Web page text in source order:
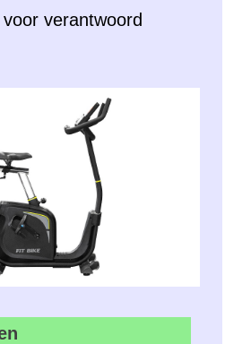
verantwoord